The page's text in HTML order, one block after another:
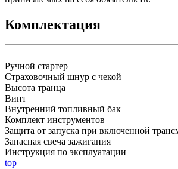
Комплектация
Ручной стартер
Страховочный шнур с чекой
Высота транца
Винт
Внутренний топливный бак
Комплект инструментов
Защита от запуска при включенной
Запасная свеча зажигания
Инструкция по эксплуатации
top